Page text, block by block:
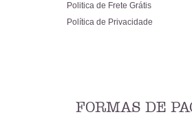
Politica de Frete Grátis
Política de Privacidade
FORMAS DE